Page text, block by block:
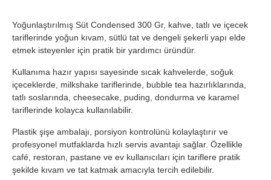
Yoğunlaştırılmış Süt Condensed 300 Gr, kahve, tatlı ve içecek
tariflerinde yoğun kıvam, sütlü tat ve dengeli şekerli yapı elde
etmek isteyenler için pratik bir yardımcı üründür.
Kullanıma hazır yapısı sayesinde sıcak kahvelerde, soğuk
içeceklerde, milkshake tariflerinde, bubble tea hazırlıklarında,
tatlı soslarında, cheesecake, puding, dondurma ve karamel
tariflerinde kolayca kullanılabilir.
Plastik şişe ambalajı, porsiyon kontrolünü kolaylaştırır ve
profesyonel mutfaklarda hızlı servis avantajı sağlar. Özellikle
café, restoran, pastane ve ev kullanıcıları için tariflere pratik
şekilde kıvam ve tat katmak amacıyla tercih edilebilir.